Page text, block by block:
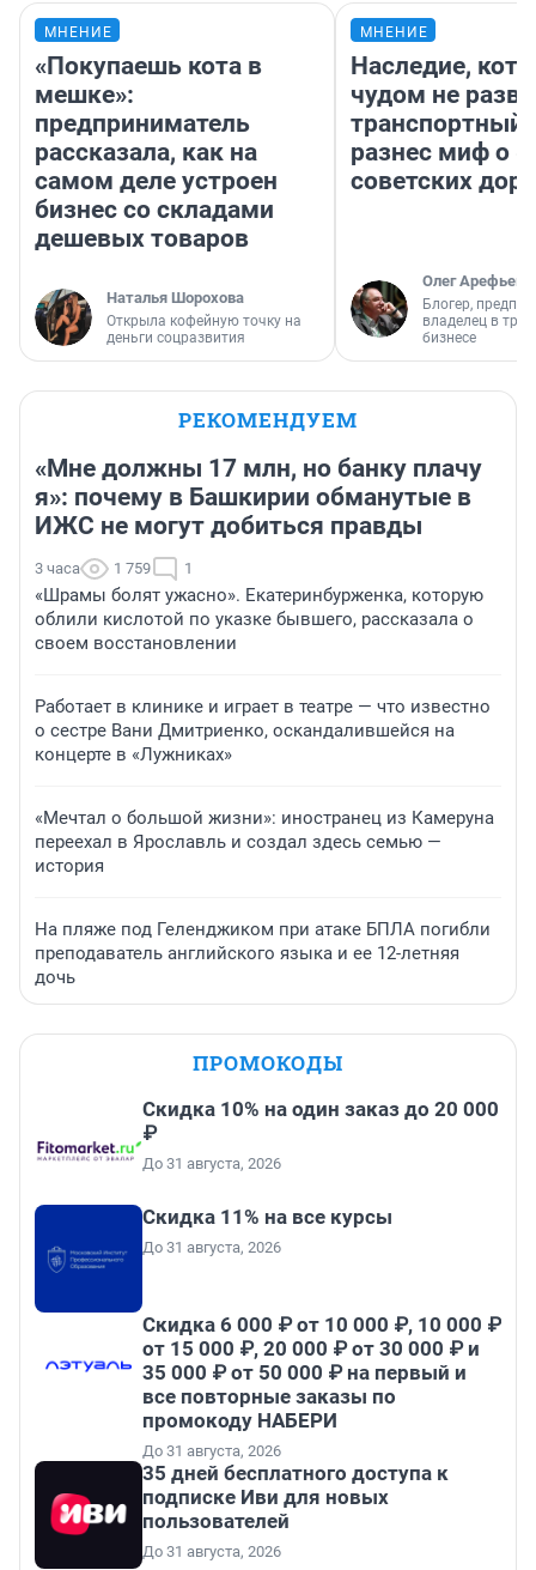
МНЕНИЕ
«Покупаешь кота в
мешке»:
предприниматель
рассказала, как на
самом деле устроен
бизнес со складами
дешевых товаров
Наталья Шорохова
Открыла кофейную точку на
деньги соцразвития
МНЕНИЕ
Наследие,
чудом не
транспортный
разнес миф о
советских
Олег Арефьев
Блогер,
владелец в
бизнесе
РЕКОМЕНДУЕМ
«Мне должны 17 млн, но банку плачу
я»: почему в Башкирии обманутые в
ИЖС не могут добиться правды
3 часа 1 759 1
«Шрамы болят ужасно». Екатеринбурженка, которую
облили кислотой по указке бывшего, рассказала о
своем восстановлении
Работает в клинике и играет в театре — что известно
о сестре Вани Дмитриенко, оскандалившейся на
концерте в «Лужниках»
«Мечтал о большой жизни»: иностранец из Камеруна
переехал в Ярославль и создал здесь семью —
история
На пляже под Геленджиком при атаке БПЛА погибли
преподаватель английского языка и ее 12-летняя
дочь
ПРОМОКОДЫ
Скидка 10% на один заказ до 20 000
₽
До 31 августа, 2026
Скидка 11% на все курсы
До 31 августа, 2026
Скидка 6 000 ₽ от 10 000 ₽, 10 000 ₽
от 15 000 ₽, 20 000 ₽ от 30 000 ₽ и
35 000 ₽ от 50 000 ₽ на первый и
все повторные заказы по
промокоду НАБЕРИ
До 31 августа, 2026
35 дней бесплатного доступа к
подписке Иви для новых
пользователей
До 31 августа, 2026